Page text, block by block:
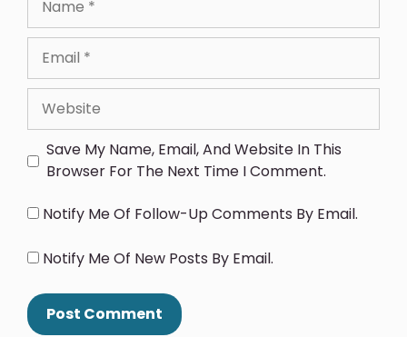
Save My Name, Email, And Website In This
Browser For The Next Time I Comment.
Notify Me Of Follow-Up Comments By Email.
Notify Me Of New Posts By Email.